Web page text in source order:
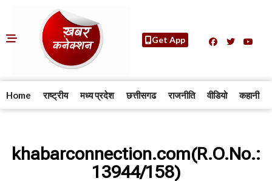
Get App
Home राष्ट्रीय मध्य प्रदेश छत्तीसगढ राजनीति वीडियो कहानी
khabarconnection.com(R.O.No.:
13944/158)